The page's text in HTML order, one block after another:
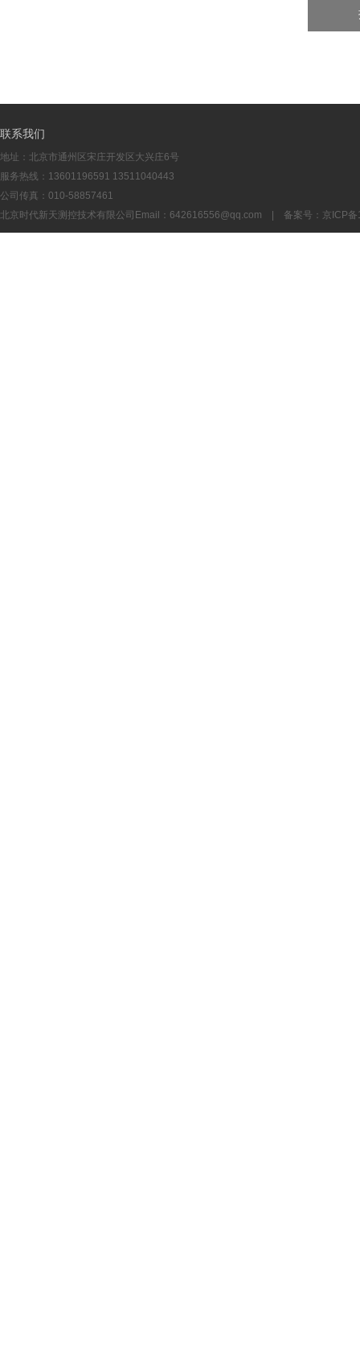
联系我们
地址：北京市通州区宋庄开发区大兴庄6号
服务热线：13601196591 13511040443
公司传真：010-58857461
北京时代新天测控技术有限公司Email： 642616556@qq.com | 备案号： 京ICP